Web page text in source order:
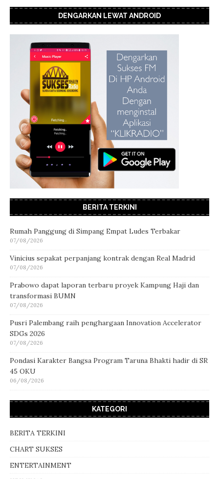
DENGARKAN LEWAT ANDROID
BERITA TERKINI
Rumah Panggung di Simpang Empat Ludes Terbakar
07/08/2026
Vinicius sepakat perpanjang kontrak dengan Real Madrid
07/08/2026
Prabowo dapat laporan terbaru proyek Kampung Haji dan
transformasi BUMN
07/08/2026
Pusri Palembang raih penghargaan Innovation Accelerator
SDGs 2026
07/08/2026
Pondasi Karakter Bangsa Program Taruna Bhakti hadir di SR
45 OKU
06/08/2026
KATEGORI
BERITA TERKINI
CHART SUKSES
ENTERTAINMENT